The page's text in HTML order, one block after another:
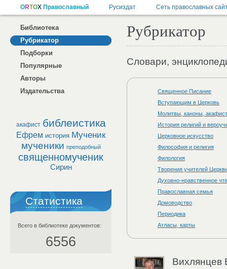
Библиотека
Рубрикатор
Подборки
Популярные
Авторы
Издательства
акафист библеистика
Ефрем история Мученик
мученики преподобный
священномученик
Сирин
Статистика
Всего в библиотеке документов:
6556
Рубрикатор
Словари,
Священное Писание
Вступающим в Церковь
Молитвы, каноны,
История религий и
Церковное искусство
Философия и религия
Филология
Творения учителей
Духовно-нравственное
Православная семья
Домоводство
Периодика
Атласы, карты
Вихлянцев